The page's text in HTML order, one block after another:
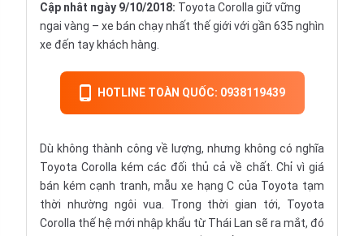
Cập nhât ngày 9/10/2018: Toyota Corolla giữ vững
ngai vàng – xe bán chạy nhất thế giới với gần 635 nghìn
xe đến tay khách hàng.
HOTLINE TOÀN QUỐC: 0938119439
Dù không thành công về lượng, nhưng không có nghĩa
Toyota Corolla kém các đối thủ cả về chất. Chỉ vì giá
bán kém cạnh tranh, mẫu xe hạng C của Toyota tạm
thời nhường ngôi vua. Trong thời gian tới, Toyota
Corolla thế hệ mới nhập khẩu từ Thái Lan sẽ ra mắt, đó